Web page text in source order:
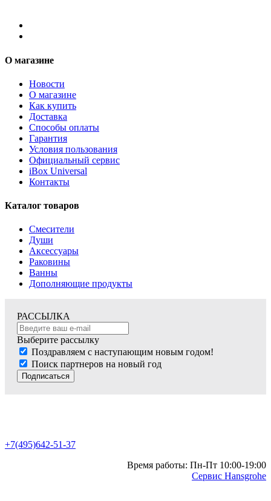
О магазине
Новости
О магазине
Как купить
Доставка
Способы оплаты
Гарантия
Условия пользования
Официальный сервис
iBox Universal
Контакты
Каталог товаров
Смесители
Души
Аксессуары
Раковины
Ванны
Дополняющие продукты
РАССЫЛКА
Выберите рассылку
Поздравляем с наступающим новым годом!
Поиск партнеров на новый год
Подписаться
+7(495)642-51-37
Время работы: Пн-Пт 10:00-19:00
Сервис Hansgrohe